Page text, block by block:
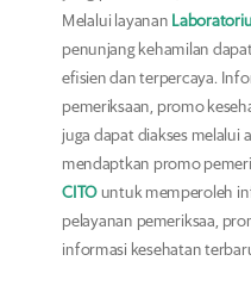
Melalui layanan
penunjang kehamilan
efisien dan terpercaya.
pemeriksaan, promo
juga dapat diakses melalui
mendaptkan promo
CITOuntuk memperoleh
pelayanan pemeriksaa,
informasi kesehatan